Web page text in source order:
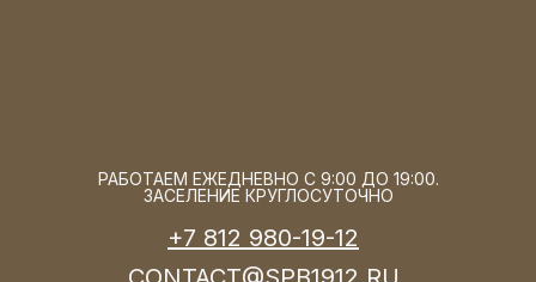
+7 812 980-19-12
РАБОТАЕМ ЕЖЕДНЕВНО С 9:00 ДО 19:00.
ЗАСЕЛЕНИЕ КРУГЛОСУТОЧНО